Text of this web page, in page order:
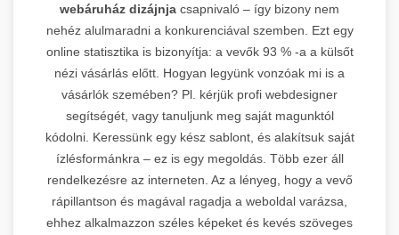
webáruház dizájnja csapnivaló – így bizony nem
nehéz alulmaradni a konkurenciával szemben. Ezt egy
online statisztika is bizonyítja: a vevők 93 % -a a külsőt
nézi vásárlás előtt. Hogyan legyünk vonzóak mi is a
vásárlók szemében? Pl. kérjük profi webdesigner
segítségét, vagy tanuljunk meg saját magunktól
kódolni. Keressünk egy kész sablont, és alakítsuk saját
ízlésformánkra – ez is egy megoldás. Több ezer áll
rendelkezésre az interneten. Az a lényeg, hogy a vevő
rápillantson és magával ragadja a weboldal varázsa,
ehhez alkalmazzon széles képeket és kevés szöveges